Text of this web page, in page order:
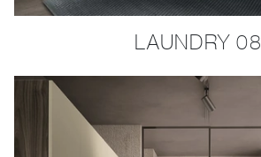
LAUNDRY 08